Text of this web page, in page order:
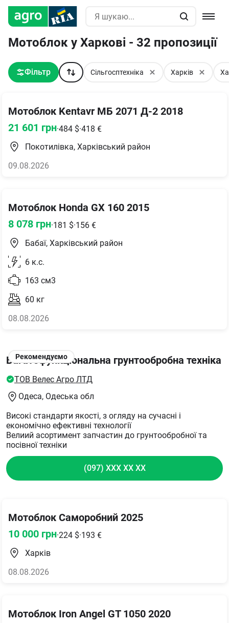
Мотоблок у Харкові - 32 пропозиції
Фільтр Сільгосптехніка Харків
Мотоблок Kentavr МБ 2071 Д-2 2018
21 601 грн·484 $·418 €
Покотилівка, Харківський район
09.08.2026
Мотоблок Honda GX 160 2015
8 078 грн·181 $·156 €
Бабаї, Харківський район
6 к.с.
163 см3
60 кг
08.08.2026
Мотоблок Саморобний 2025
10 000 грн·224 $·193 €
Харків
08.08.2026
Мотоблок Iron Angel GT 1050 2020
Рекомендуємо
Багатофункціональна грунтообробна техніка
ТОВ Велес Агро ЛТД
Одеса, Одеська обл
Високі стандарти якості, з огляду на сучасні і
економічно ефективні технології
Велиий асортимент запчастин до грунтообробної та
посівної техніки
(097) XXX XX XX